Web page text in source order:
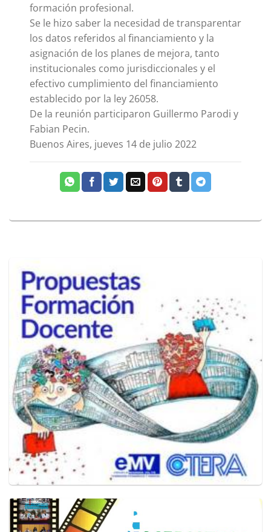
formación profesional.
Se le hizo saber la necesidad de transparentar
los datos referidos al financiamiento y la
asignación de los planes de mejora, tanto
institucionales como jurisdiccionales y el
efectivo cumplimiento del financiamiento
establecido por la ley 26058.
De la reunión participaron Guillermo Parodi y
Fabian Pecin.
Buenos Aires, jueves 14 de julio 2022